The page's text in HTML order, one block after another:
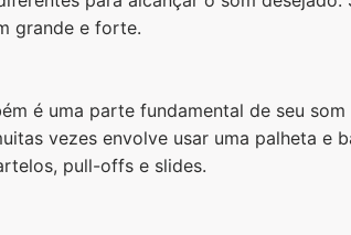
grande e forte.
é uma parte fundamental de seu
vezes envolve usar uma palheta e
pull-offs e slides.